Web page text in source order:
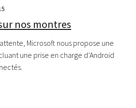
nos montres
Microsoft nous propose une
une prise en charge d’Android